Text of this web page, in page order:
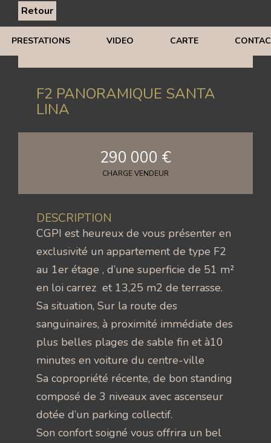
Retour
PRESTATIONS VIDEO CARTE
F2 PANORAMIQUE SANTA
LINA
290 000 €
CHARGE VENDEUR
DESCRIPTION
CGPI est heureux de vous présenter en
exclusivité un appartement de type F2
au 1er étage , d’une superficie de 51 m²
en loi carrez et 13,25 m2 de terrasse.
Sa situation, Sur la route des
sanguinaires, à proximité immédiate des
plus belles plages de sable fin et à10
minutes en voiture du centre-ville
Sa copropriété récente, de bon standing
composé de 3 niveaux avec ascenseur
dotée d’un parking collectif.
Son confort soigné vous offrira un bel